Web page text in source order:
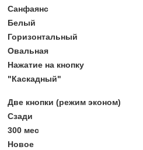
Санфаянс
Белый
Горизонтальный
Овальная
Нажатие на кнопку
"Каскадный"
Две кнопки (режим эконом)
Сзади
300 мес
Новое